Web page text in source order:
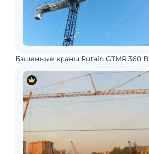
Башенные краны Potain GTMR 360